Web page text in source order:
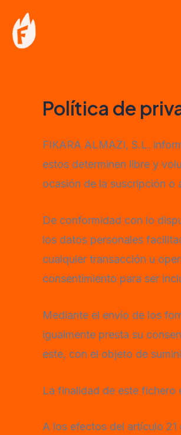
contenido
Política de
FIKARA ALMAZI, S.L.
estos determinen libre y
ocasión de la suscripción o
De conformidad con lo
los datos personales
cualquier transacción u
consentimiento para ser
Mediante el envío de los
igualmente presta su
este, con el objeto de
La finalidad de este fichero
A los efectos del artículo